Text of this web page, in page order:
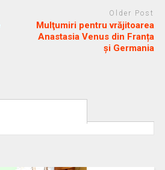
Older Post
Mulţumiri pentru vrăjitoarea
Anastasia Venus din Franța
și Germania